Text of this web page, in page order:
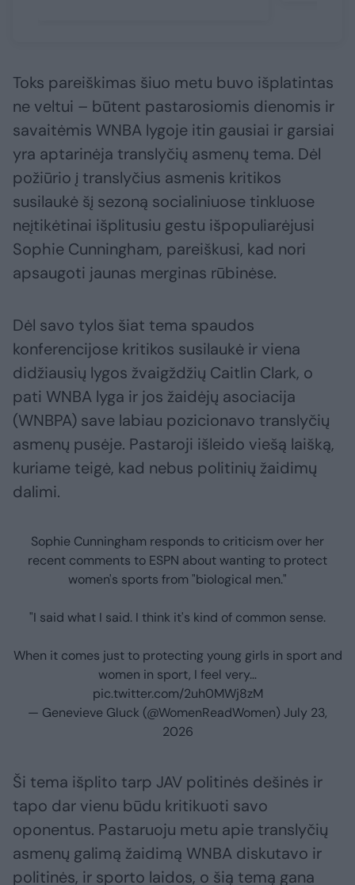
Toks pareiškimas šiuo metu buvo išplatintas
ne veltui – būtent pastarosiomis dienomis ir
savaitėmis WNBA lygoje itin gausiai ir garsiai
yra aptarinėja translyčių asmenų tema. Dėl
požiūrio į translyčius asmenis kritikos
susilaukė šį sezoną socialiniuose tinkluose
neįtikėtinai išplitusiu gestu išpopuliarėjusi
Sophie Cunningham, pareiškusi, kad nori
apsaugoti jaunas merginas rūbinėse.
Dėl savo tylos šiat tema spaudos
konferencijose kritikos susilaukė ir viena
didžiausių lygos žvaigždžių Caitlin Clark, o
pati WNBA lyga ir jos žaidėjų asociacija
(WNBPA) save labiau pozicionavo translyčių
asmenų pusėje. Pastaroji išleido viešą laišką,
kuriame teigė, kad nebus politinių žaidimų
dalimi.
Sophie Cunningham responds to criticism over her
recent comments to ESPN about wanting to protect
women's sports from "biological men."
"I said what I said. I think it's kind of common sense.
When it comes just to protecting young girls in sport and
women in sport, I feel very…
pic.twitter.com/2uh0MWj8zM
— Genevieve Gluck (@WomenReadWomen) July 23,
2026
Ši tema išplito tarp JAV politinės dešinės ir
tapo dar vienu būdu kritikuoti savo
oponentus. Pastaruoju metu apie translyčių
asmenų galimą žaidimą WNBA diskutavo ir
politinės, ir sporto laidos, o šią temą gana